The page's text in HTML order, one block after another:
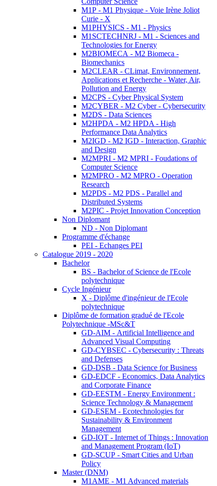
M1P - M1 Physique - Voie Irène Joliot
Curie - X
M1PHYSICS - M1 - Physics
M1SCTECHNRJ - M1 - Sciences and
Technologies for Energy
M2BIOMECA - M2 Biomeca -
Biomechanics
M2CLEAR - CLimat, Environnement,
Applications et Recherche - Water, Air,
Pollution and Energy
M2CPS - Cyber Physical System
M2CYBER - M2 Cyber - Cybersecurity
M2DS - Data Sciences
M2HPDA - M2 HPDA - High
Performance Data Analytics
M2IGD - M2 IGD - Interaction, Graphic
and Design
M2MPRI - M2 MPRI - Foudations of
Computer Science
M2MPRO - M2 MPRO - Operation
Research
M2PDS - M2 PDS - Parallel and
Distributed Systems
M2PIC - Projet Innovation Conception
Non Diplomant
ND - Non Diplomant
Programme d'échange
PEI - Echanges PEI
Catalogue 2019 - 2020
Bachelor
BS - Bachelor of Science de l'Ecole
polytechnique
Cycle Ingénieur
X - Diplôme d'ingénieur de l'Ecole
polytechnique
Diplôme de formation gradué de l'Ecole
Polytechnique -MSc&T
GD-AIM - Artificial Intelligence and
Advanced Visual Computing
GD-CYBSEC - Cybersecurity : Threats
and Defenses
GD-DSB - Data Science for Business
GD-EDCF - Economics, Data Analytics
and Corporate Finance
GD-EESTM - Energy Environment :
Science Technology & Management
GD-ESEM - Ecotechnologies for
Sustainability & Environment
Management
GD-IOT - Internet of Things : Innovation
and Management Program (IoT)
GD-SCUP - Smart Cities and Urban
Policy
Master (DNM)
M1AME - M1 Advanced materials